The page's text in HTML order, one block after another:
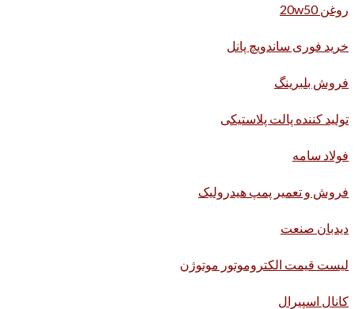
روغن 20w50
خرید فوری ساندویچ پانل
فروش بلبرینگ
تولید کننده پالت پلاستیکی
فولاد سامه
فروش و تعمیر پمپ هیدرولیک
دیدبان صنعت
لیست قیمت الکتروموتور موتوژن
کانال اسپیرال